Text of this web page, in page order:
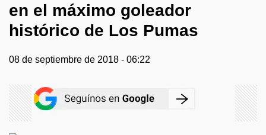
en el máximo goleador
histórico de Los Pumas
08 de septiembre de 2018 - 06:22